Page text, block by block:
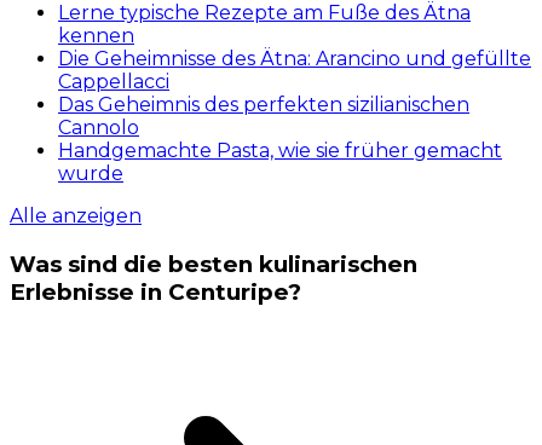
Lerne typische Rezepte am Fuße des Ätna
kennen
Die Geheimnisse des Ätna: Arancino und gefüllte
Cappellacci
Das Geheimnis des perfekten sizilianischen
Cannolo
Handgemachte Pasta, wie sie früher gemacht
wurde
Alle anzeigen
Was sind die besten kulinarischen
Erlebnisse in Centuripe?